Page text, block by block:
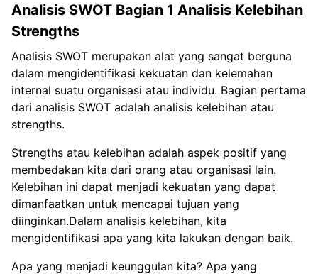
Analisis SWOT Bagian 1 Analisis Kelebihan
Strengths
Analisis SWOT merupakan alat yang sangat berguna
dalam mengidentifikasi kekuatan dan kelemahan
internal suatu organisasi atau individu. Bagian pertama
dari analisis SWOT adalah analisis kelebihan atau
strengths.
Strengths atau kelebihan adalah aspek positif yang
membedakan kita dari orang atau organisasi lain.
Kelebihan ini dapat menjadi kekuatan yang dapat
dimanfaatkan untuk mencapai tujuan yang
diinginkan.Dalam analisis kelebihan, kita
mengidentifikasi apa yang kita lakukan dengan baik.
Apa yang menjadi keunggulan kita? Apa yang